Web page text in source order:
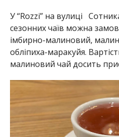
У “Rozzi” на вулиці
сезонних чаїв можна
імбирно-малиновий,
обліпиха-маракуйя.
малиновий чай досить